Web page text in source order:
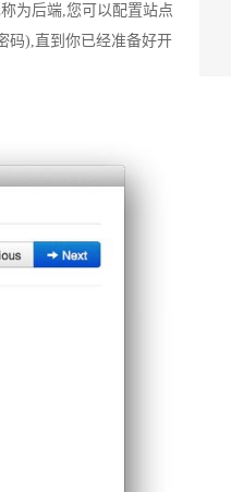
为后端,您可以配置站点
码),直到你已经准备好开